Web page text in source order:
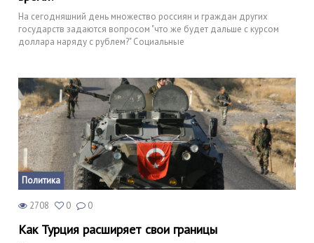
На сегодняшний день множество россиян и граждан других
государств задаются вопросом "что же будет дальше с курсом
доллара наряду с рублем?" Социальные
Политика
2708 0 0
Как Турция расширяет свои границы